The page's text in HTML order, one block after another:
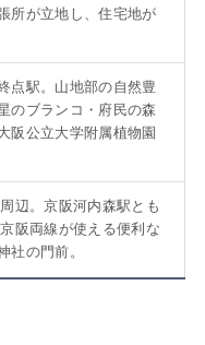
所が立地し、住宅地が
点駅。山地部の自然豊
のブランコ・府民の森
阪公立大学附属植物園
辺。京阪河内森駅とも
阪両線が使える便利な
社の門前。